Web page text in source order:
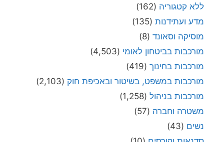
ללא קטגוריה (162)
מדע ועתידנות (135)
מוסיקה וסאונד (8)
מורכבות בביטחון לאומי (4,503)
מורכבות בחינוך (419)
מורכבות במשפט, בשיטור ובאכיפת חוק (2,103)
מורכבות בניהול (1,258)
משטרה וחברה (57)
נשים (43)